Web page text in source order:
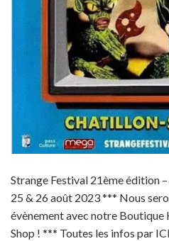
Strange Festival 21ème édition
25 & 26 août 2023 *** Nous
évènement avec notre
Shop ! *** Toutes les infos par